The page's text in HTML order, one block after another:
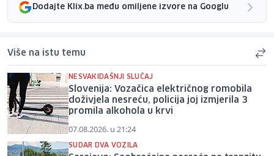
Dodajte Klix.ba među omiljene izvore na Googlu
Više na istu temu
NESVAKIDAŠNJI SLUČAJ
Slovenija: Vozačica električnog romobila
doživjela nesreću, policija joj izmjerila 3
promila alkohola u krvi
07.08.2026. u 21:24
SUDAR DVA VOZILA